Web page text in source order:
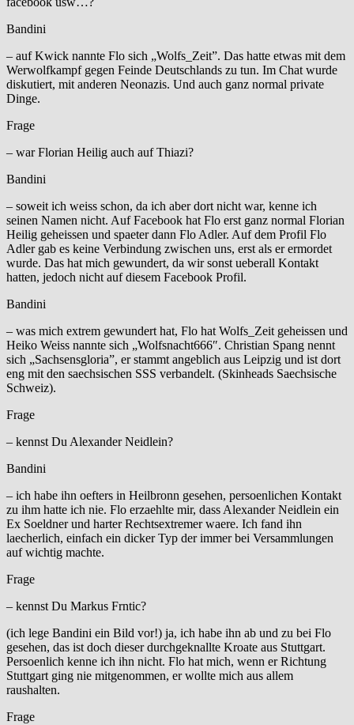
Bandini
– auf Kwick nannte Flo sich „Wolfs_Zeit”. Das hatte etwas mit dem
Werwolfkampf gegen Feinde Deutschlands zu tun. Im Chat wurde
diskutiert, mit anderen Neonazis. Und auch ganz normal private
Dinge.
Frage
– war Florian Heilig auch auf Thiazi?
Bandini
– soweit ich weiss schon, da ich aber dort nicht war, kenne ich
seinen Namen nicht. Auf Facebook hat Flo erst ganz normal Florian
Heilig geheissen und spaeter dann Flo Adler. Auf dem Profil Flo
Adler gab es keine Verbindung zwischen uns, erst als er ermordet
wurde. Das hat mich gewundert, da wir sonst ueberall Kontakt
hatten, jedoch nicht auf diesem Facebook Profil.
Bandini
– was mich extrem gewundert hat, Flo hat Wolfs_Zeit geheissen und
Heiko Weiss nannte sich „Wolfsnacht666″. Christian Spang nennt
sich „Sachsensgloria”, er stammt angeblich aus Leipzig und ist dort
eng mit den saechsischen SSS verbandelt. (Skinheads Saechsische
Schweiz).
Frage
– kennst Du Alexander Neidlein?
Bandini
– ich habe ihn oefters in Heilbronn gesehen, persoenlichen Kontakt
zu ihm hatte ich nie. Flo erzaehlte mir, dass Alexander Neidlein ein
Ex Soeldner und harter Rechtsextremer waere. Ich fand ihn
laecherlich, einfach ein dicker Typ der immer bei Versammlungen
auf wichtig machte.
Frage
– kennst Du Markus Frntic?
(ich lege Bandini ein Bild vor!) ja, ich habe ihn ab und zu bei Flo
gesehen, das ist doch dieser durchgeknallte Kroate aus Stuttgart.
Persoenlich kenne ich ihn nicht. Flo hat mich, wenn er Richtung
Stuttgart ging nie mitgenommen, er wollte mich aus allem
raushalten.
Frage